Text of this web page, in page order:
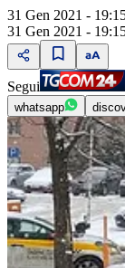
31 Gen 2021 -
31 Gen 2021 -
Segui
whatsapp